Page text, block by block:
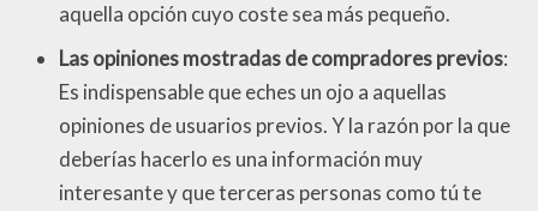
aquella opción cuyo coste sea más pequeño.
Las opiniones mostradas de compradores previos:
Es indispensable que eches un ojo a aquellas
opiniones de usuarios previos. Y la razón por la que
deberías hacerlo es una información muy
interesante y que terceras personas como tú te